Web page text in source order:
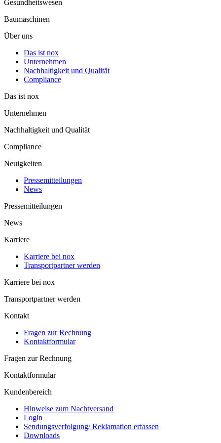
Gesund­heits­wesen
Baumaschinen
Über uns
Das ist nox
Unter­nehmen
Nachhaltigkeit und Qualität
Compliance
Das ist nox
Unter­nehmen
Nachhaltigkeit und Qualität
Compliance
Neuigkeiten
Pressemitteilungen
News
Pressemitteilungen
News
Karriere
Karriere bei nox
Trans­port­part­ner werden
Karriere bei nox
Trans­port­part­ner werden
Kontakt
Fragen zur Rechnung
Kontaktformular
Fragen zur Rechnung
Kontaktformular
Kundenbereich
Hinweise zum Nachtversand
Login
Sendungs­verfolgung/ Reklamation erfassen
Downloads
+49 4224 920 000
SOCIALS
ImpressumEinwilligungsmanagement